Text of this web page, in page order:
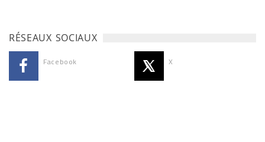
RÉSEAUX SOCIAUX
Facebook X